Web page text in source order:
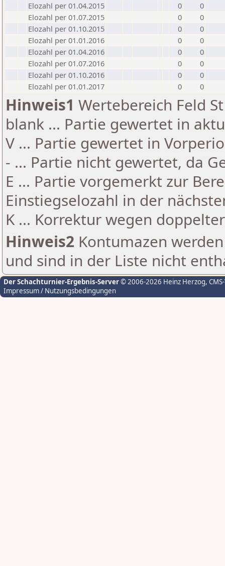
Elozahl per 01.04.2015
0
0
Elozahl per 01.07.2015
0
0
Elozahl per 01.10.2015
0
0
Elozahl per 01.01.2016
0
0
Elozahl per 01.04.2016
0
0
Elozahl per 01.07.2016
0
0
Elozahl per 01.10.2016
0
0
Elozahl per 01.01.2017
0 0
Hinweis1 Wertebereich Feld
blank ... Partie gewertet in
V ... Partie gewertet in
- ... Partie nicht gewertet, da
E ... Partie vorgemerkt zur
Einstiegselozahl in der
K ... Korrektur wegen
Hinweis2 Kontumazen
und sind in der Liste nicht
Der Schachturnier-Ergebnis-Server© 2006-2026 Heinz Herzog,
Impressum / Nutzungsbedingungen